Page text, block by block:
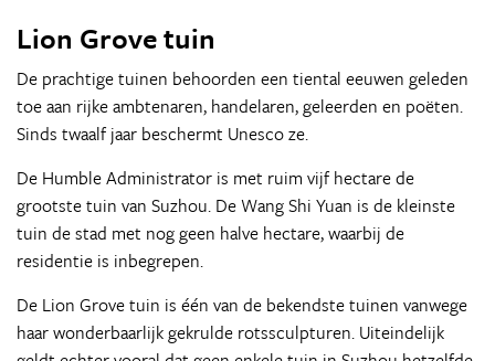
Lion Grove tuin
De prachtige tuinen behoorden een tiental eeuwen geleden
toe aan rijke ambtenaren, handelaren, geleerden en poëten.
Sinds twaalf jaar beschermt Unesco ze.
De Humble Administrator is met ruim vijf hectare de
grootste tuin van Suzhou. De Wang Shi Yuan is de kleinste
tuin de stad met nog geen halve hectare, waarbij de
residentie is inbegrepen.
De Lion Grove tuin is één van de bekendste tuinen vanwege
haar wonderbaarlijk gekrulde rotssculpturen. Uiteindelijk